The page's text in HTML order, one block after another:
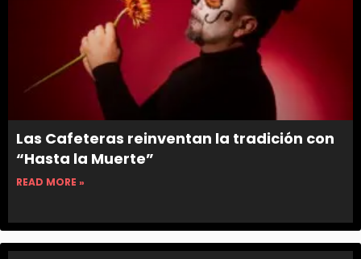
Las Cafeteras reinventan la tradición con
“Hasta la Muerte”
READ MORE »